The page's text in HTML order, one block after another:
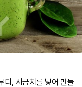
디, 시금치를 넣어 만들